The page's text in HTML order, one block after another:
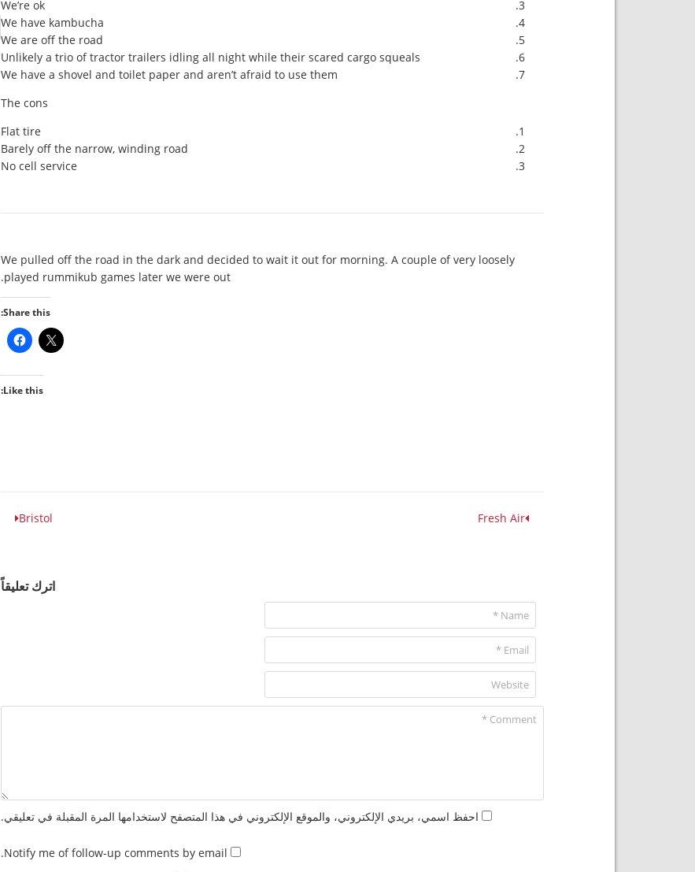
We’re ok
We have kambucha
We are off the road
Unlikely a trio of tractor trailers idling all night while their scared cargo squeals
We have a shovel and toilet paper and aren’t afraid to use them
The cons
Flat tire
Barely off the narrow, winding road
No cell service
We pulled off the road in the dark and decided to wait it out for morning. A couple of very loosely
played rummikub games later we were out.
Share this:
Like this:
Fresh Air
Bristol
اترك تعليقاً
احفظ اسمي، بريدي الإلكتروني، والموقع الإلكتروني في هذا المتصفح لاستخدامها المرة المقبلة في تعليقي.
Notify me of follow-up comments by email.